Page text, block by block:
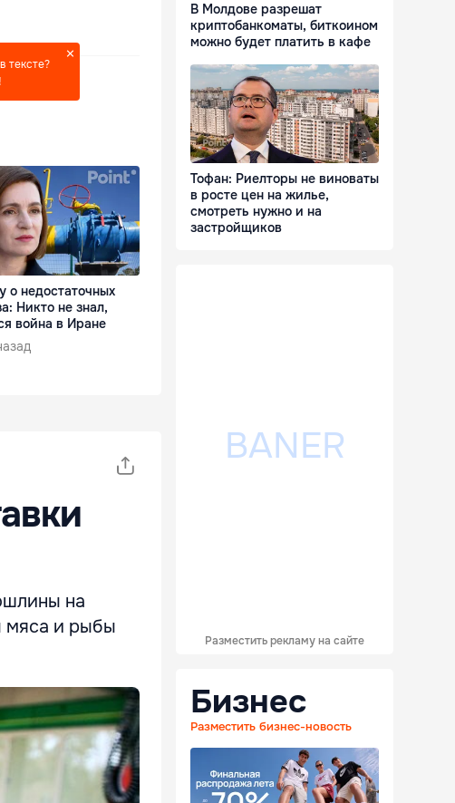
тексте?
о недостаточных
Никто не знал,
война в Иране
на
мяса и рыбы
В Молдове разрешат
криптобанкоматы, биткоином
можно будет платить в кафе
Тофан: Риелторы не виноваты
в росте цен на жилье,
смотреть нужно и на
застройщиков
Разместить рекламу на сайте
Бизнес
Разместить бизнес-новость